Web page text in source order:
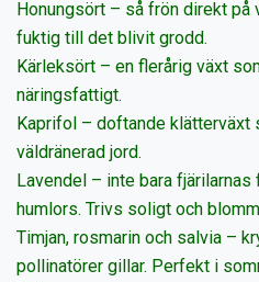
Honungsört – så frön direkt på
fuktig till det blivit grodd.
Kärleksört – en flerårig växt
näringsfattigt.
Kaprifol – doftande klätterväxt
väldränerad jord.
Lavendel – inte bara fjärilarnas
humlors. Trivs soligt och
Timjan, rosmarin och salvia –
pollinatörer gillar. Perfekt i